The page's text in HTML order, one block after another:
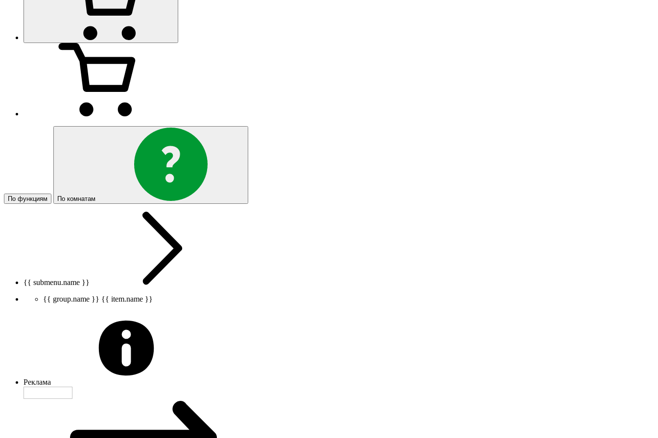
По функциям По комнатам
{{ submenu.name }}
{{ group.name }} {{ item.name }}
Реклама